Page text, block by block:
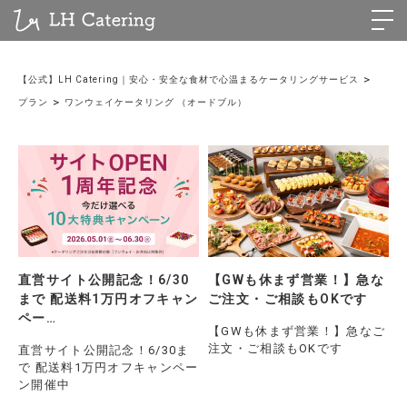
【公式】LH Catering｜安心・安全な食材で心温まるケータリングサービス >
プラン > ワンウェイケータリング （オードブル）
直営サイト公開記念！6/30
まで 配送料1万円オフキャン
ペー…
直営サイト公開記念！6/30ま
で 配送料1万円オフキャンペー
ン開催中
【GWも休まず営業！】急な
ご注文・ご相談もOKです
【GWも休まず営業！】急なご
注文・ご相談もOKです